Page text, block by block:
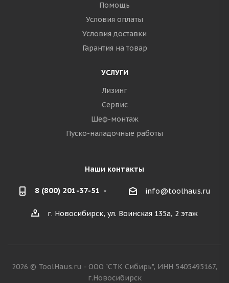
Помощь
Условия оплаты
Условия доставки
Гарантия на товар
УСЛУГИ
Лизинг
Сервис
Шеф-монтаж
Пуско-наладочные работы
Наши контакты
8 (800) 201-37-51 info@toolhaus.ru
г. Новосибирск, ул. Воинская 135а, 2 этаж
2026 © ToolHaus.ru - ООО "СТК Сибирь", ИНН 5405495167,
г.Новосибирск